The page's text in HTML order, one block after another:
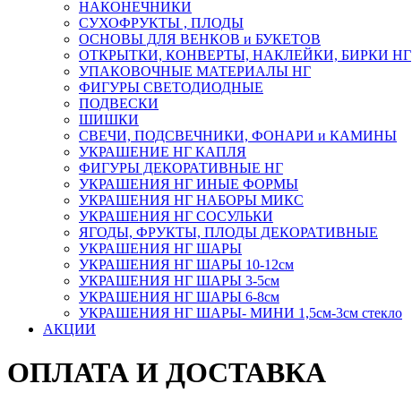
НАКОНЕЧНИКИ
СУХОФРУКТЫ , ПЛОДЫ
ОСНОВЫ ДЛЯ ВЕНКОВ и БУКЕТОВ
ОТКРЫТКИ, КОНВЕРТЫ, НАКЛЕЙКИ, БИРКИ НГ
УПАКОВОЧНЫЕ МАТЕРИАЛЫ НГ
ФИГУРЫ СВЕТОДИОДНЫЕ
ПОДВЕСКИ
ШИШКИ
СВЕЧИ, ПОДСВЕЧНИКИ, ФОНАРИ и КАМИНЫ
УКРАШЕНИЕ НГ КАПЛЯ
ФИГУРЫ ДЕКОРАТИВНЫЕ НГ
УКРАШЕНИЯ НГ ИНЫЕ ФОРМЫ
УКРАШЕНИЯ НГ НАБОРЫ МИКС
УКРАШЕНИЯ НГ СОСУЛЬКИ
ЯГОДЫ, ФРУКТЫ, ПЛОДЫ ДЕКОРАТИВНЫЕ
УКРАШЕНИЯ НГ ШАРЫ
УКРАШЕНИЯ НГ ШАРЫ 10-12см
УКРАШЕНИЯ НГ ШАРЫ 3-5см
УКРАШЕНИЯ НГ ШАРЫ 6-8см
УКРАШЕНИЯ НГ ШАРЫ- МИНИ 1,5см-3см стекло
АКЦИИ
ОПЛАТА И ДОСТАВКА